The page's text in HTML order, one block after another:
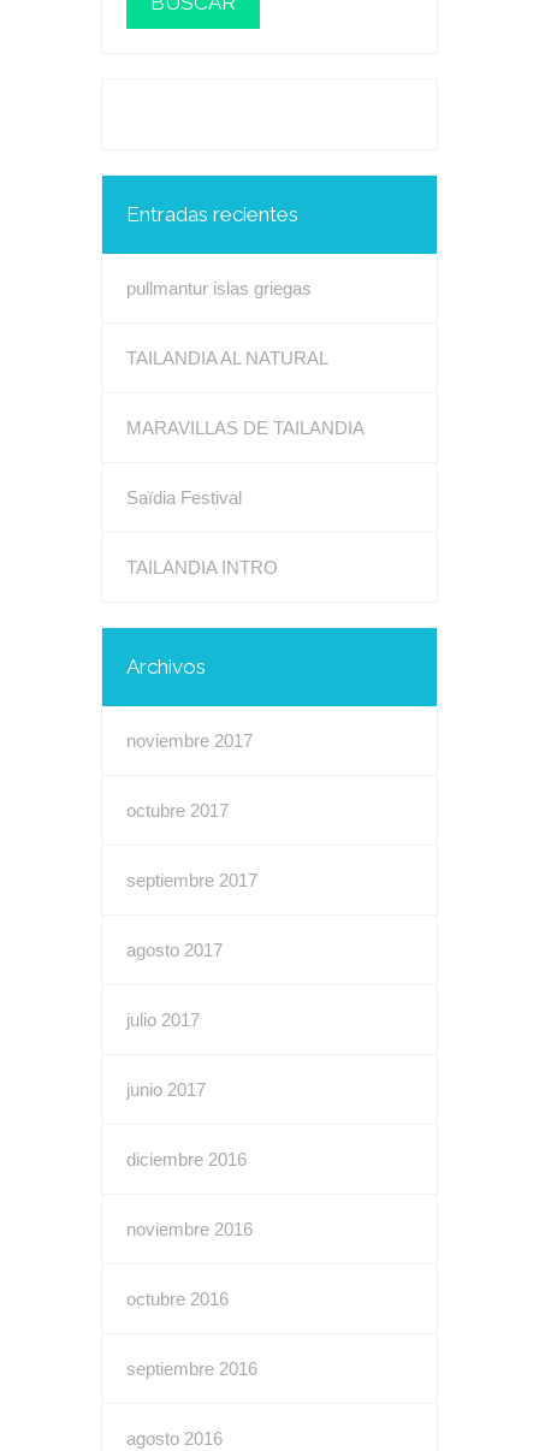
Entradas recientes
pullmantur islas griegas
TAILANDIA AL NATURAL
MARAVILLAS DE TAILANDIA
Saïdia Festival
TAILANDIA INTRO
Archivos
noviembre 2017
octubre 2017
septiembre 2017
agosto 2017
julio 2017
junio 2017
diciembre 2016
noviembre 2016
octubre 2016
septiembre 2016
agosto 2016